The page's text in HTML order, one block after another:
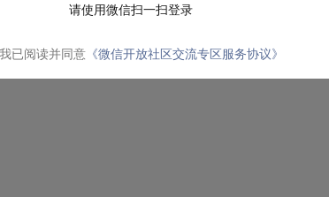
请使用微信扫一扫登录
我已阅读并同意 《微信开放社区交流专区服务协议》